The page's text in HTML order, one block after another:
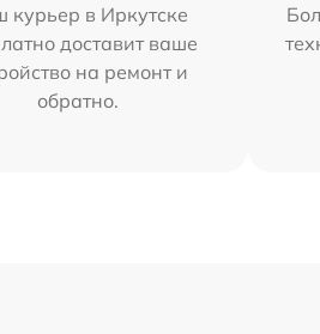
курьер в Иркутске
доставит ваше
на ремонт и
обратно.